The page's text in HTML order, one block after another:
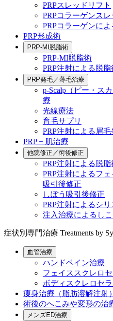
PRPスレッドリフト
PRPコラーゲンスレ
PRPコラーゲンに
PRP形成術
PRP-MI脱脂術
PRP-MI脱脂術
PRP注射による脱脂
PRP発毛／薄毛治療
p-Scalp（ピー・ス
療
光線療法
育毛サプリ
PRP注射による眉毛
PRP + 肌治療
他院修正／術後修正
PRP注射による脱脂
PRP注射によるフ
吸引後修正
しぼう吸引後修正
PRP注射によるシ
注入治療によるし
症状別専門治療 Treatments by
血管治療
ハンドベイン治療
フェイススクレロ
ボディスクレロセ
痩身治療（脂肪溶解注射）
術後のへこみや変形の治
メンズED治療